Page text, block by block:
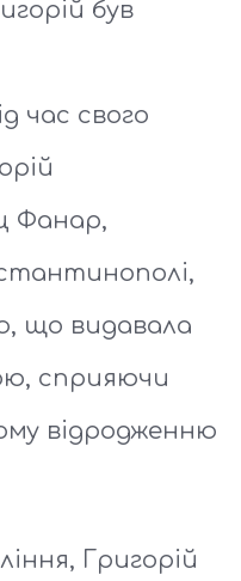
був
час свого
Фанар,
що видавала
сприяючи
відродженню
Григорій